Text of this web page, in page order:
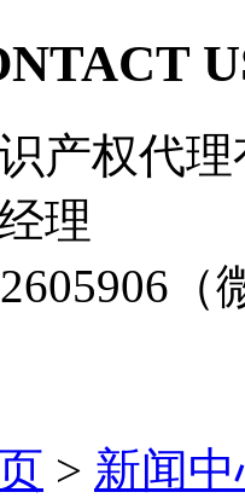
产权代
理
（
> 新闻